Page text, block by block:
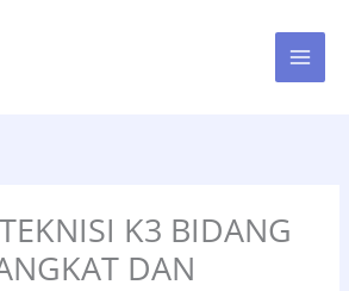
K3 BIDANG
DAN